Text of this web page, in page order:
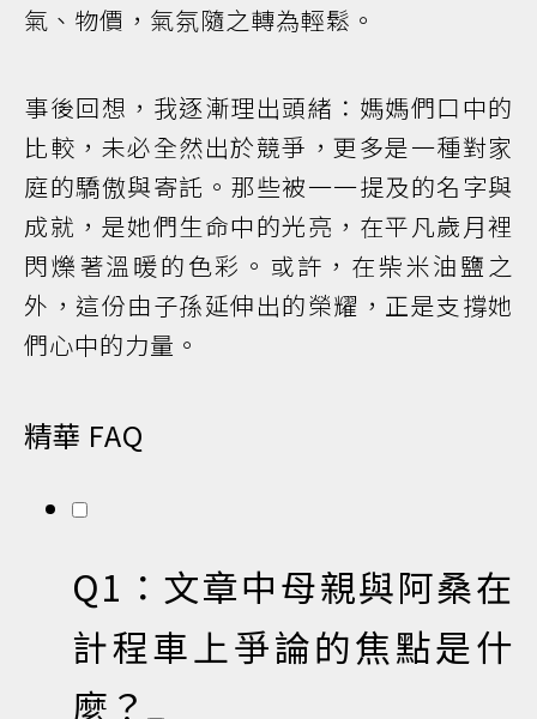
氣、物價，氣氛隨之轉為輕鬆。
事後回想，我逐漸理出頭緒：媽媽們口中的
比較，未必全然出於競爭，更多是一種對家
庭的驕傲與寄託。那些被一一提及的名字與
成就，是她們生命中的光亮，在平凡歲月裡
閃爍著溫暖的色彩。或許，在柴米油鹽之
外，這份由子孫延伸出的榮耀，正是支撐她
們心中的力量。
精華 FAQ
Q1：文章中母親與阿桑在
計程車上爭論的焦點是什
麼？